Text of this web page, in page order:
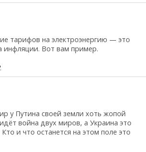
тарифов на электроэнергию — это
инфляции. Вот вам пример.
у Путина своей земли хоть жопой
война двух миров, а Украина это
и что останется на этом поле это